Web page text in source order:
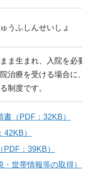
うふしんせいしょ
ま生まれ、入院を必
治療を受ける場合に
制度です。
（PDF：32KB）
）
：39KB）
・世帯情報等の取得）